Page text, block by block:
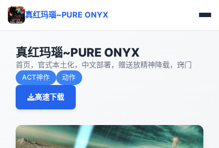
真红玛瑙~PURE ONYX
真红玛瑙~PURE ONYX
首页，官式本土化，中文部署，赠送放精神降载，窍门
ACT神作 动作
高速下载